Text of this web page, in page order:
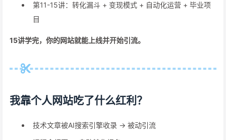
第11-15讲：转化漏斗 + 变现模式 + 自动化运营 + 毕业项
目
15讲学完，你的网站就能上线并开始引流。
我靠个人网站吃了什么红利？
技术文章被AI搜索引擎收录 → 被动引流